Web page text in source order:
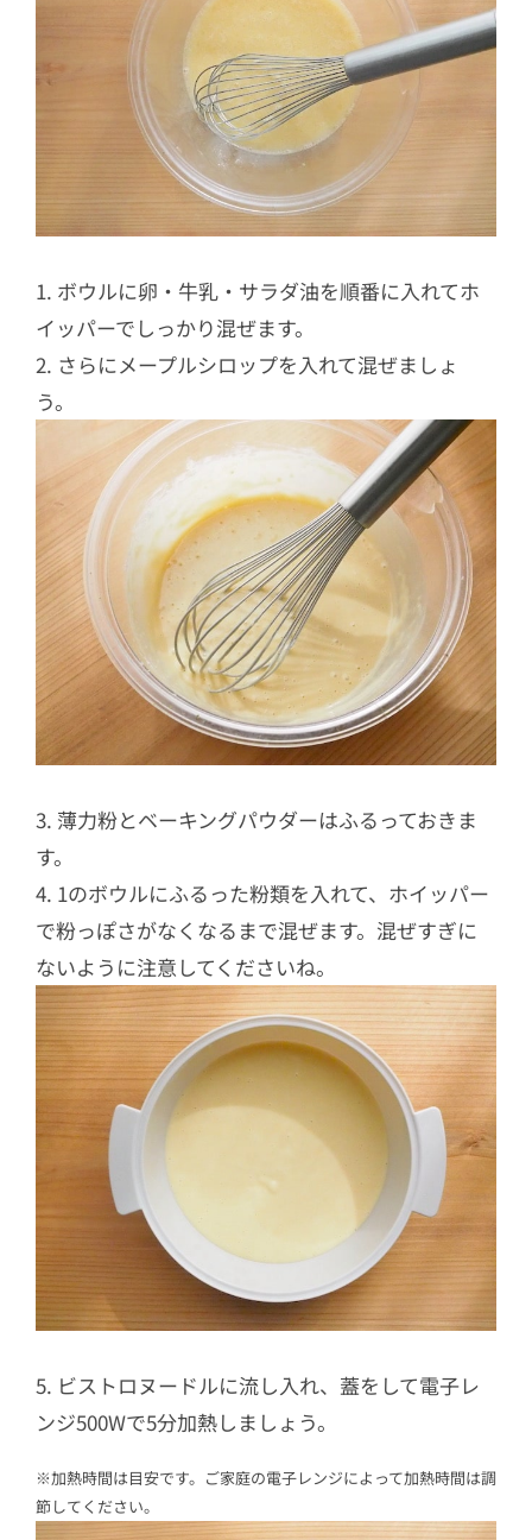
1. ボウルに卵・牛乳・サラダ油を順番に入れてホ
イッパーでしっかり混ぜます。
2. さらにメープルシロップを入れて混ぜましょ
う。
3. 薄力粉とベーキングパウダーはふるっておきま
す。
4. 1のボウルにふるった粉類を入れて、ホイッパー
で粉っぽさがなくなるまで混ぜます。混ぜすぎに
ないように注意してくださいね。
5. ビストロヌードルに流し入れ、蓋をして電子レ
ンジ500Wで5分加熱しましょう。
※加熱時間は目安です。ご家庭の電子レンジによって加熱時間は調
節してください。